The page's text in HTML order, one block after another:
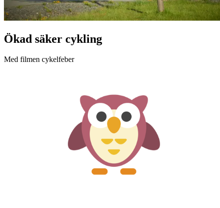
Ökad säker cykling
Med filmen cykelfeber